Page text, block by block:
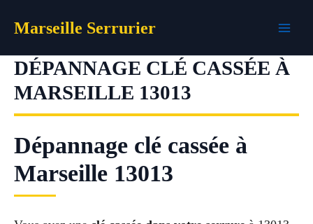
Marseille Serrurier
DÉPANNAGE CLÉ CASSÉE À
MARSEILLE 13013
Dépannage clé cassée à
Marseille 13013